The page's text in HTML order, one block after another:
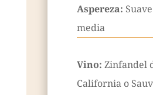
Aspereza:
media
Vino: Zinfandel
California o